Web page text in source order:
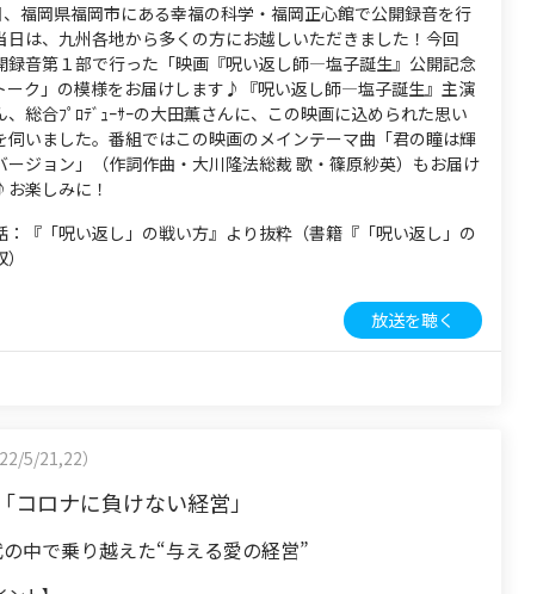
福岡県福岡市にある幸福の科学・福岡正心館で公開録音を行
日は、九州各地から多くの方にお越しいただきました！今回
録音第１部で行った「映画『呪い返し師―塩子誕生』公開記念
ーク」の模様をお届けします♪『呪い返し師―塩子誕生』主演
、総合ﾌﾟﾛﾃﾞｭｰｻｰの大田薫さんに、この映画に込められた思い
伺いました。番組ではこの映画のメインテーマ曲「君の瞳は輝
ジョン」（作詞作曲・大川隆法総裁 歌・篠原紗英）もお届け
楽しみに！
『「呪い返し」の戦い方』より抜粋（書籍『「呪い返し」の
放送を聴く
5/21,22）
コロナに負けない経営」
中で乗り越えた“与える愛の経営”